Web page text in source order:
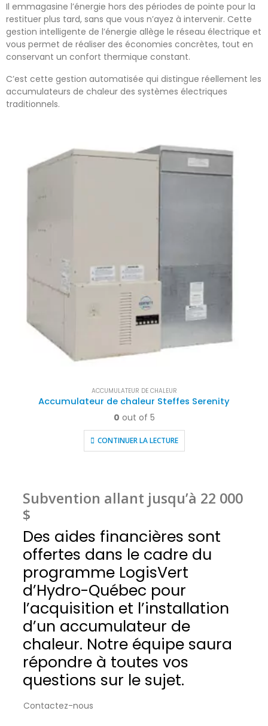
Il emmagasine l’énergie hors des périodes de pointe pour la
restituer plus tard, sans que vous n’ayez à intervenir. Cette
gestion intelligente de l’énergie allège le réseau électrique et
vous permet de réaliser des économies concrètes, tout en
conservant un confort thermique constant.
C’est cette gestion automatisée qui distingue réellement les
accumulateurs de chaleur des systèmes électriques
traditionnels.
ACCUMULATEUR DE CHALEUR
Accumulateur de chaleur Steffes Serenity
0 out of 5
CONTINUER LA LECTURE
Subvention allant jusqu’à 22 000
$
Des aides financières sont
offertes dans le cadre du
programme LogisVert
d’Hydro-Québec pour
l’acquisition et l’installation
d’un accumulateur de
chaleur. Notre équipe saura
répondre à toutes vos
questions sur le sujet.
Contactez-nous